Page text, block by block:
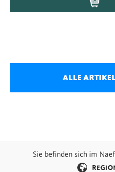
ALLE
Sie befinden sich im